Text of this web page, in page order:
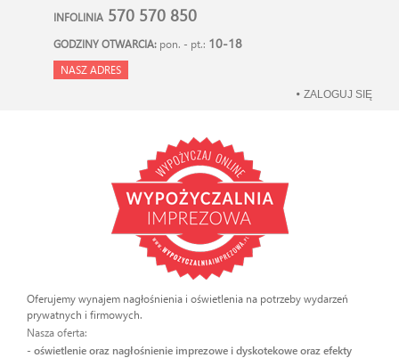
INFOLINIA 570 570 850
GODZINY OTWARCIA: pon. - pt.: 10-18
NASZ ADRES
ZALOGUJ SIĘ
Oferujemy wynajem nagłośnienia i oświetlenia na potrzeby wydarzeń
prywatnych i firmowych.
Nasza oferta:
- oświetlenie oraz nagłośnienie imprezowe i dyskotekowe oraz efekty